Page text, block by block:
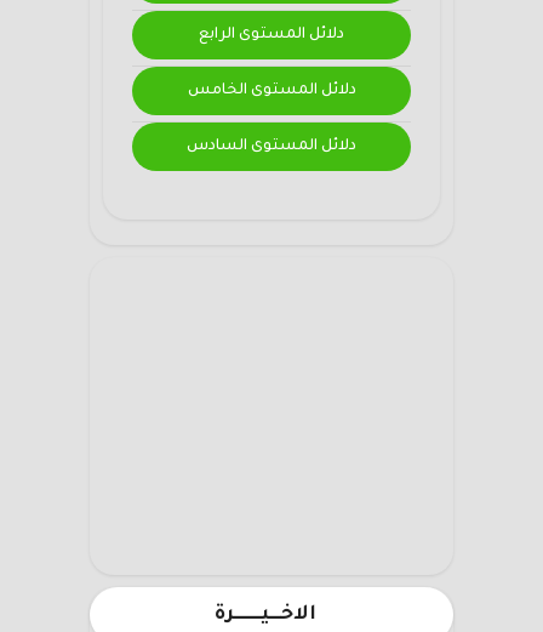
دلائل المستوى الرابع
دلائل المستوى الخامس
دلائل المستوى السادس
الاخـــيـــــــرة